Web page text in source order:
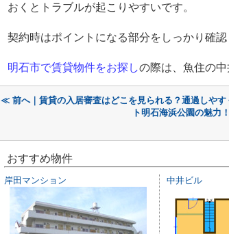
おくとトラブルが起こりやすいです。
契約時はポイントになる部分をしっかり確認
明石市で賃貸物件をお探しの際は、魚住の
≪ 前へ｜賃貸の入居審査はどこを見られる？通過しやす
ト明石海浜公園の魅力
おすすめ物件
岸田マンション 中井ビル